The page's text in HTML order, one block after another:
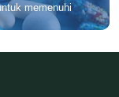
memenuhi